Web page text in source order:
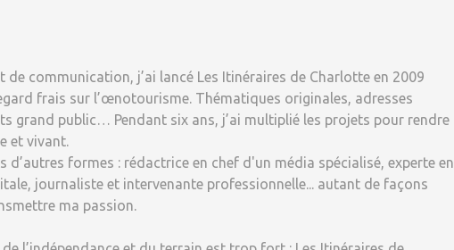
de communication, j’ai lancé Les Itinéraires de Charlotte en 2009
frais sur l’œnotourisme. Thématiques originales, adresses
grand public… Pendant six ans, j’ai multiplié les projets pour rendre
et vivant.
d’autres formes : rédactrice en chef d'un média spécialisé, experte en
journaliste et intervenante professionnelle... autant de façons
ma passion.